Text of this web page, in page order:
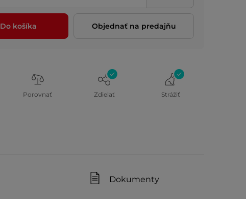
Do košíka Objednať na predajňu
Porovnať Zdielať Strážiť
Dokumenty